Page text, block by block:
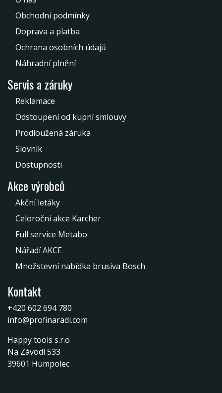
Obchodní podmínky
Doprava a platba
Ochrana osobních údajů
Náhradní plnění
Servis a záruky
Reklamace
Odstoupení od kupní smlouvy
Prodloužená záruka
Slovník
Dostupnosti
Akce výrobců
Akční letáky
Celoroční akce Karcher
Full service Metabo
Nářadí AKCE
Množstevní nabídka brusiva Bosch
Kontakt
+420 602 694 780
info@profinaradi.com
Happy tools s.r.o
Na Závodí 533
39601 Humpolec